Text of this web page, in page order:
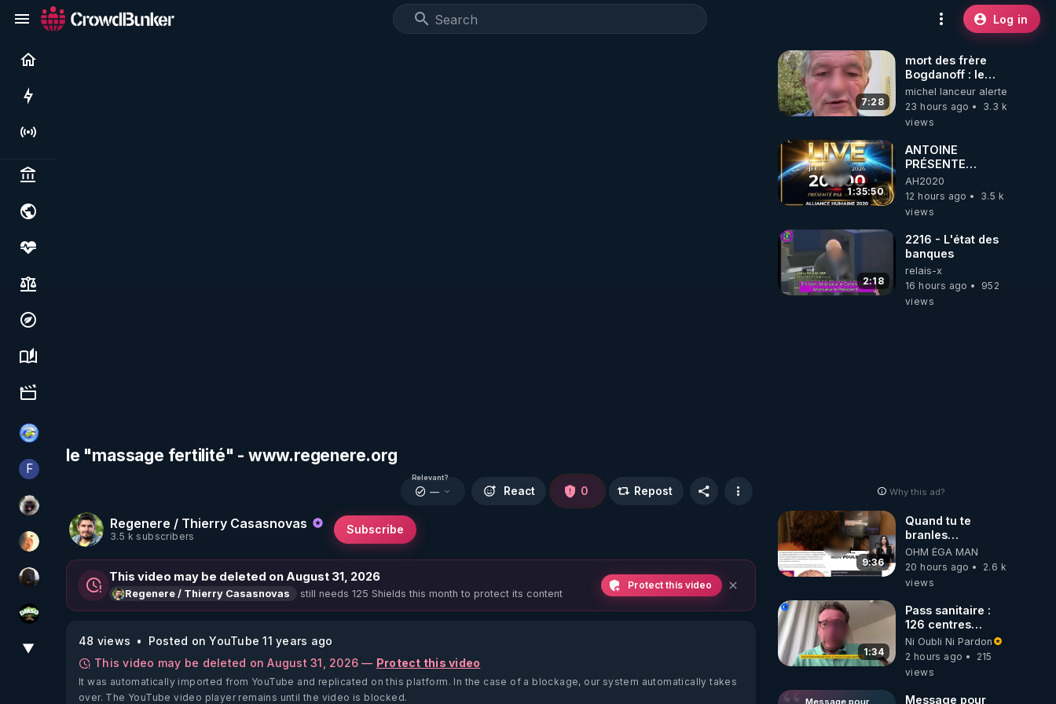
Log in
Live
Politics & institutions
Society, justice & freedoms
Economy, environment & technology
Science, history & spirituality
Culture, media & entertainment
Tonton Posture Débrief
FFinalscape
Priscane
La Puce à l'oreille
TrueMedia
DMSO pour TOUS
▼
le "massage fertilité" - www.regenere.org
Regenere / Thierry Casasnovas
3.5 k subscribers
Subscribe
Relevant?
— React 0 Repost
This video may be deleted on August 31, 2026
Regenere / Thierry Casasnovas still needs 125 Shields this month to protect its content
Protect this video
48 views
Posted on YouTube 11 years ago
This video may be deleted on August 31, 2026 — Protect this video
It was automatically imported from YouTube and replicated on this platform. In the case of a blockage, our system automatically takes
over. The YouTube video player remains until the video is blocked.
7:28
mort des frère
Bogdanoff : le
mensonge d état
michel lanceur alerte
23 hours ago
3.3 k
views
1:35:50
ANTOINE
PRÉSENTE
AH2020 LE LIVE
20H ***DU
06/08/2026***
AH2020
12 hours ago
3.5 k
views
2:18
2216 - L'état des
banques
relais-x
16 hours ago
952
views
Why this ad?
9:36
Quand tu te
branles
bonhomme tu
émets des ondes
ils ont juste omis
OHM ÉGA MAN
20 hours ago
2.6 k
views
1:34
Pass sanitaire :
126 centres
commerciaux
concernés par
l'obligation dans
Ni Oubli Ni Pardon
2 hours ago
215
views
Message pour
Message pour